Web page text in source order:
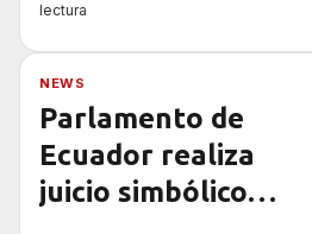
lectura
NEWS
Parlamento de
Ecuador realiza
juicio simbólico